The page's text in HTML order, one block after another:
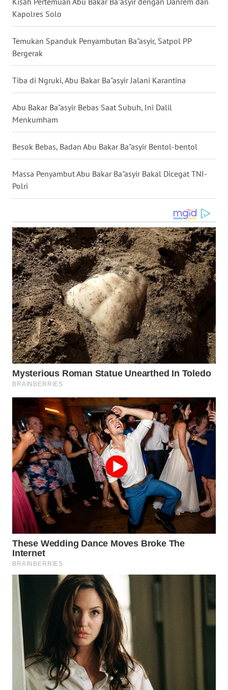
Kapolres Solo
Temukan Spanduk Penyambutan Ba"asyir, Satpol PP
Bergerak
Tiba di Ngruki, Abu Bakar Ba"asyir Jalani Karantina
Abu Bakar Ba"asyir Bebas Saat Subuh, Ini Dalil
Menkumham
Besok Bebas, Badan Abu Bakar Ba"asyir Bentol-bentol
Massa Penyambut Abu Bakar Ba"asyir Bakal Dicegat TNI-
Polri
WN
BABEL
WN
SUMBAR
WN
LAMPUNG
WN
NUSANTARA
WN
JOGJA
WN
JATIM
WN
BALI
KALBAR
WN
KALTENG
WN
KALTARA
WN
KALSEL
WN
KALTIM
WN
GORONTALO
WN
SULUT